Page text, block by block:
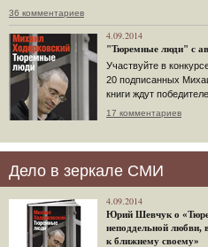
36 комментариев
4.09.2014
"Тюремные люди" с
Участвуйте в
20 подписанных
книги ждут
17 комментариев
Дело в зеркале СМИ
4.09.2014
Юрий Шевчук о
неподдельной любви,
к ближнему своему»